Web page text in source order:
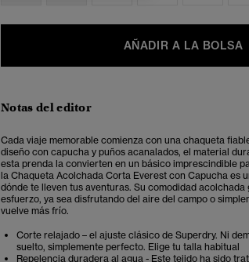
AÑADIR A LA BOLSA
Notas del editor
Cada viaje memorable comienza con una chaqueta
diseño con capucha y puños acanalados, el material
esta prenda la convierten en un básico imprescindible
la Chaqueta Acolchada Corta Everest con Capucha es
dónde te lleven tus aventuras. Su comodidad
esfuerzo, ya sea disfrutando del aire del campo o
vuelve más frío.
Corte relajado – el ajuste clásico de Superdry. Ni
suelto, simplemente perfecto. Elige tu talla habitual
Repelencia duradera al agua - Este tejido ha sido